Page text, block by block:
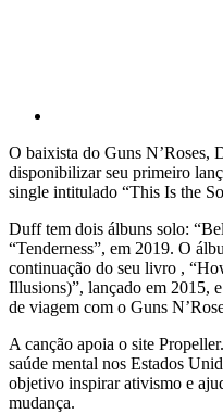
O baixista do Guns N’Roses,
disponibilizar seu primeiro
single intitulado “This Is the
Duff tem dois álbuns solo:
“Tenderness”, em 2019. O
continuação do seu livro ,
Illusions)”, lançado em 2015,
de viagem com o Guns
A canção apoia o site
saúde mental nos Estados
objetivo inspirar ativismo e
mudança.